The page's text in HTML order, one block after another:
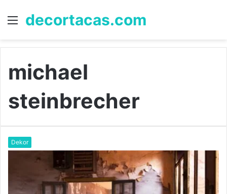
Menü
decortacas.com
michael
steinbrecher
Dekor